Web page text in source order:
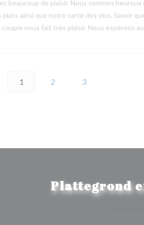
beaucoup de plaisir. Nous sommes
ainsi que notre carte des vins. Savoir
nous fait très plaisir. Nous espérons
1 2 3
Plattegrond